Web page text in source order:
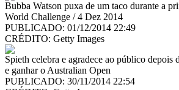
Bubba Watson puxa de um taco durante a
World Challenge / 4 Dez 2014
PUBLICADO: 01/12/2014 22:49
CRÉDITO: Getty Images
Spieth celebra e agradece ao público depois
e ganhar o Australian Open
PUBLICADO: 30/11/2014 22:54